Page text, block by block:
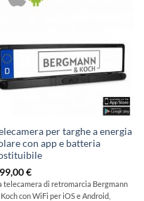
per targhe a energia
con app e batteria
€
telecamera di retromarcia Bergmann
con WiFi per iOS e Android,